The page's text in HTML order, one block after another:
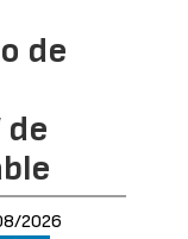
de
de
2026